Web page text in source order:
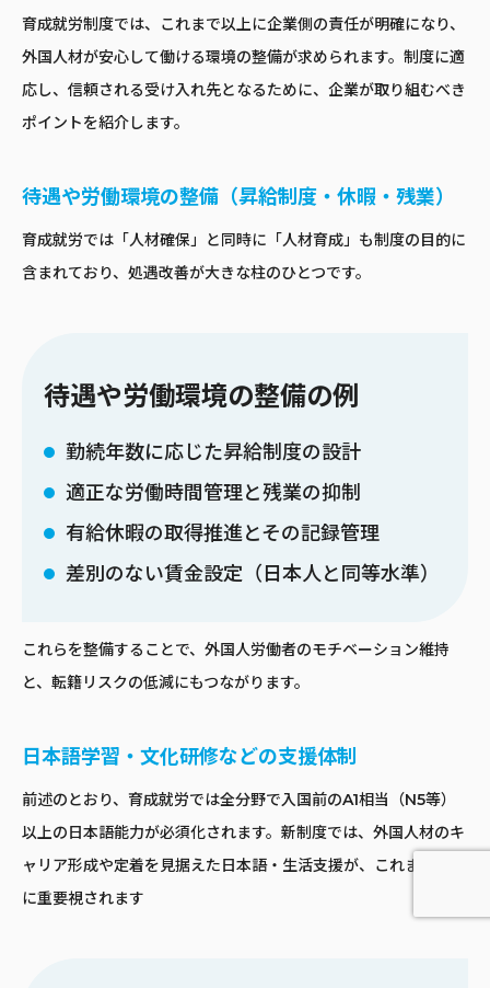
育成就労制度では、これまで以上に企業側の責任が明確になり、
外国人材が安心して働ける環境の整備が求められます。制度に適
応し、信頼される受け入れ先となるために、企業が取り組むべき
ポイントを紹介します。
待遇や労働環境の整備（昇給制度・休暇・残業）
育成就労では「人材確保」と同時に「人材育成」も制度の目的に
含まれており、処遇改善が大きな柱のひとつです。
待遇や労働環境の整備の例
勤続年数に応じた昇給制度の設計
適正な労働時間管理と残業の抑制
有給休暇の取得推進とその記録管理
差別のない賃金設定（日本人と同等水準）
これらを整備することで、外国人労働者のモチベーション維持
と、転籍リスクの低減にもつながります。
日本語学習・文化研修などの支援体制
前述のとおり、育成就労では全分野で入国前のA1相当（N5等）
以上の日本語能力が必須化されます。新制度では、外国人材のキ
ャリア形成や定着を見据えた日本語・生活支援が、これまで以上
に重要視されます